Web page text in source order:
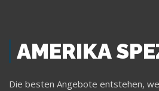
AMERIKA
Die besten Angebote entstehen,